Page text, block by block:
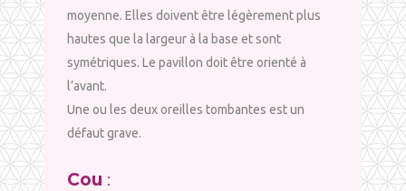
moyenne. Elles doivent être légèrement plus
hautes que la largeur à la base et sont
symétriques. Le pavillon doit être orienté à
l’avant.
Une ou les deux oreilles tombantes est un
défaut grave.
Cou :